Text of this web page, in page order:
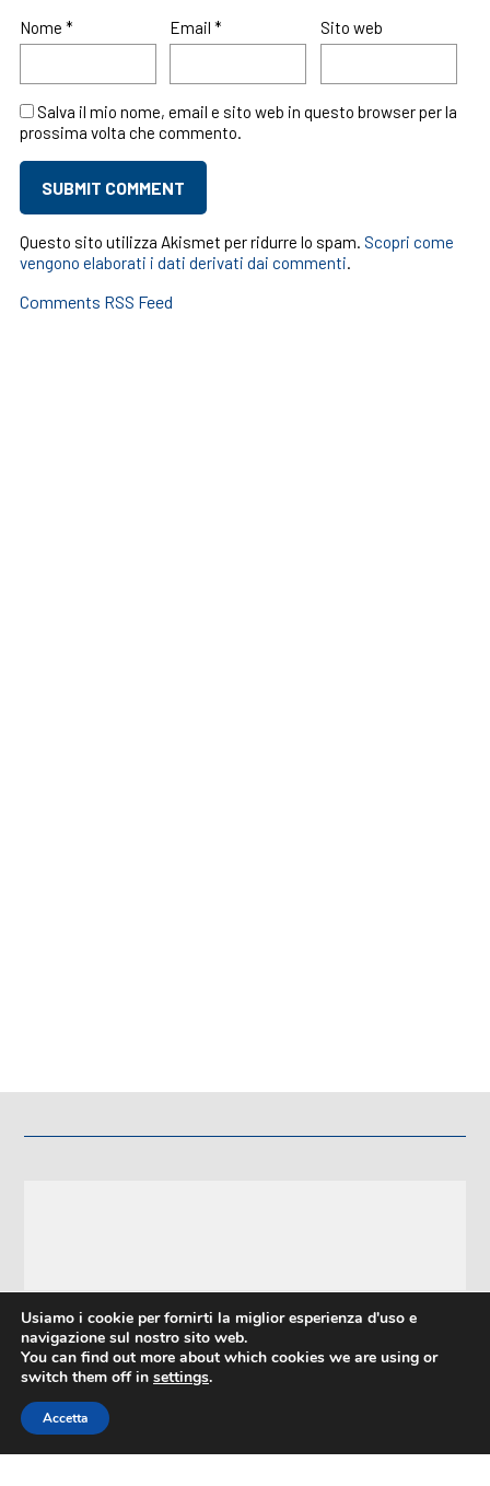
Nome * Email* Sito web
Salva il mio nome, email e sito web in questo browser per la
prossima volta che commento.
Questo sito utilizza Akismet per ridurre lo spam. Scopri come
vengono elaborati i dati derivati dai commenti.
Comments RSS Feed
FORTITUDO 1901 RUGBY ASD
Usiamo i cookie per fornirti la miglior esperienza d'uso e
navigazione sul nostro sito web.
You can find out more about which cookies we are using or
switch them off in settings.
Accetta